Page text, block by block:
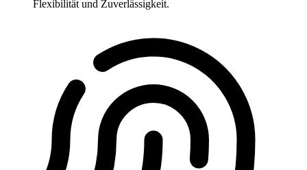
Flexibilität und Zuverlässigkeit.